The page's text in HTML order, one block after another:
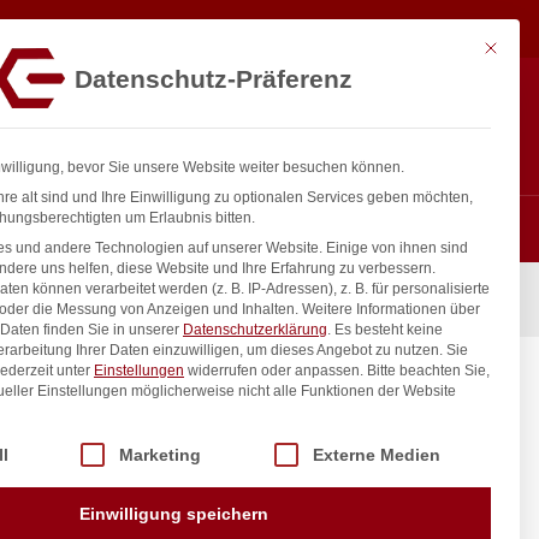
inkl. / exkl. MwSt.
€ exkl. MwSt. In den Warenkorb
Mit
Datenschutz-Präferenz
bevor Sie unsere Website weiter besuchen können.
alt sind und Ihre Einwilligung zu optionalen Services geben möchten,
um Erlaubnis bitten.
und andere Technologien auf unserer Website. Einige von ihnen sind
uns helfen, diese Website und Ihre Erfahrung zu verbessern.
können verarbeitet werden (z. B. IP-Adressen), z. B. für personalisierte
die Messung von Anzeigen und Inhalten. Weitere Informationen über
finden Sie in unserer Datenschutzerklärung. Es besteht keine
Ihrer Daten einzuwilligen, um dieses Angebot zu nutzen. Sie
unter Einstellungen widerrufen oder anpassen. Bitte beachten Sie,
Einstellungen möglicherweise nicht alle Funktionen der Website
Service-Gruppen, für die eine Einwilligung erteilt werden kann.
Marketing Externe Medien
Einwilligung speichern